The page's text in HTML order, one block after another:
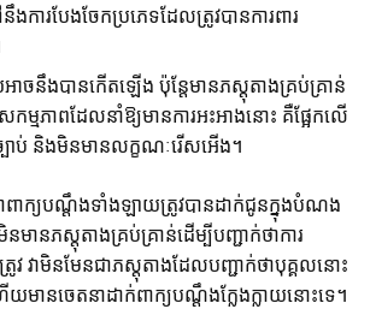
នឹងការបែងចែកប្រភេទដែលត្រូវបានការពារ
នឹងបានកើតឡើង ប៉ុន្តែមានភស្តុតាងគ្រប់គ្រាន់
ម្មភាពដែលនាំឱ្យមានការអះអាងនោះ គឺផ្អែកលើ
ប់ និងមិនមានលក្ខណៈរើសអើង។
ពាក្យបណ្តឹងទាំងឡាយត្រូវបានដាក់ជូនក្នុងបំណង
ានភស្តុតាងគ្រប់គ្រាន់ដើម្បីបញ្ជាក់ថាការ
វាមិនមែនជាភស្តុតាងដែលបញ្ជាក់ថាបុគ្គលនោះ
មានចេតនាដាក់ពាក្យបណ្តឹងក្លែងក្លាយនោះទេ។